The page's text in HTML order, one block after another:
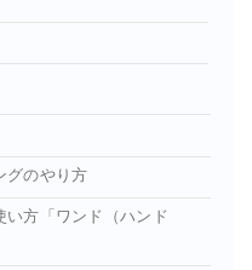
グのやり方
方「ワンド（ハンド